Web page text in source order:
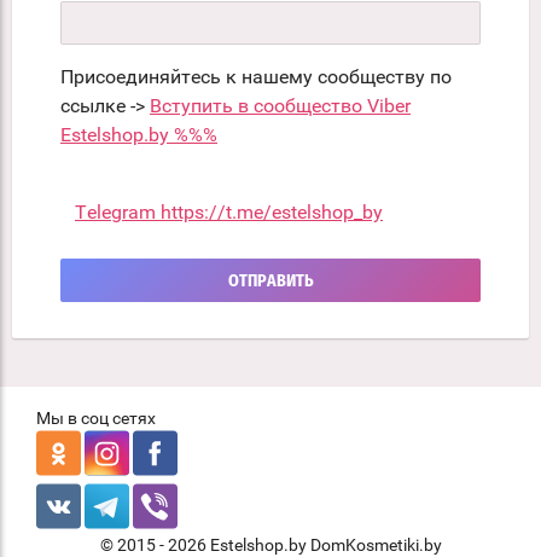
Присоединяйтесь к нашему сообществу по
ссылке -> Вступить в сообщество Viber
Estelshop.by %%%
Telegram https://t.me/estelshop_by
ОТПРАВИТЬ
Мы в соц сетях
© 2015 - 2026 Estelshop.by DomKosmetiki.by